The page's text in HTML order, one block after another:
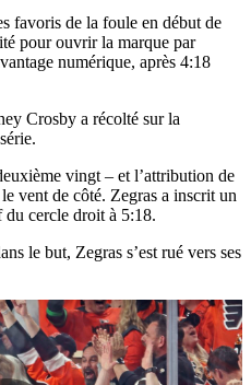
favoris de la foule en début de
pour ouvrir la marque par
numérique, après 4:18
Crosby a récolté sur la
vingt – et l’attribution de
vent de côté. Zegras a inscrit un
du cercle droit à 5:18.
le but, Zegras s’est rué vers ses